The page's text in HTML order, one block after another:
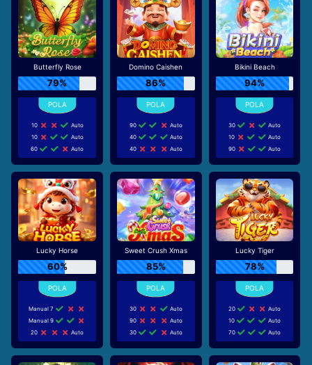
Butterfly Rose
79%
10
Auto
10
Auto
60
Auto
Domino Caishen
86%
90
Auto
40
Auto
40
Auto
Bikini Beach
94%
30
Auto
10
Auto
90
Auto
Lucky Horse
60%
Manual 7
Manual 9
20
Auto
Sweet Crush Xmas
85%
30
Auto
90
Auto
30
Auto
Lucky Tiger
78%
20
Auto
10
Auto
70
Auto